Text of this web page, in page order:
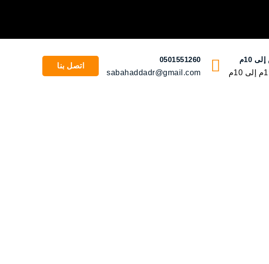
0501551260
sabahaddadr@gmail.com
اتصل بنا